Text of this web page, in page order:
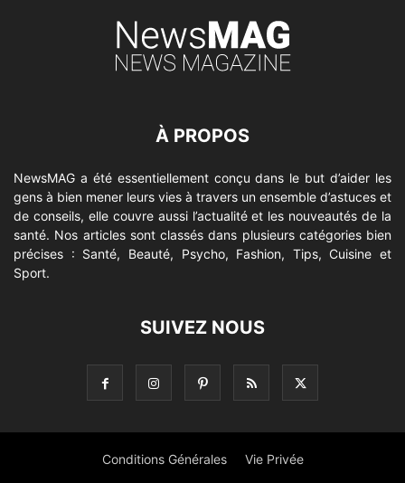
À PROPOS
NewsMAG a été essentiellement conçu dans le but d’aider les
gens à bien mener leurs vies à travers un ensemble d’astuces et
de conseils, elle couvre aussi l’actualité et les nouveautés de la
santé. Nos articles sont classés dans plusieurs catégories bien
précises : Santé, Beauté, Psycho, Fashion, Tips, Cuisine et
Sport.
SUIVEZ NOUS
Conditions Générales Vie Privée